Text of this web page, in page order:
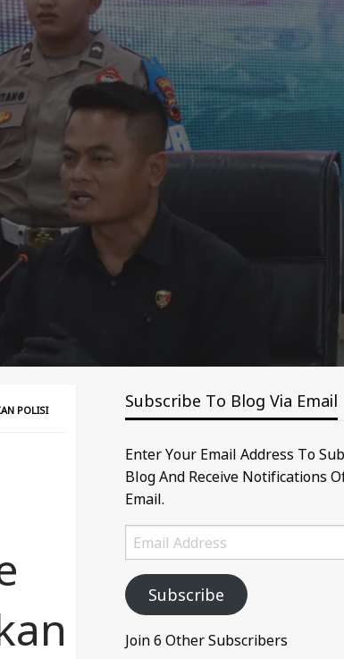
POLISI Subscribe To Blog Via Email
Enter Your Email Address To
Blog And Receive Notifications
Email.
Email
Address
Subscribe
Join 6 Other Subscribers